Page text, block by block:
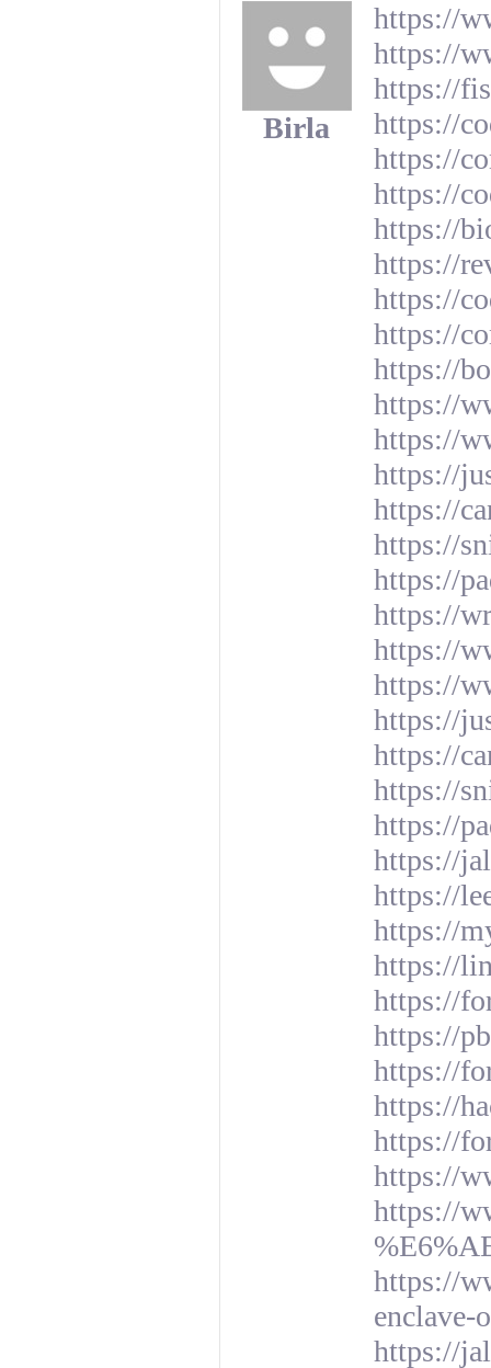
Birla
https://
https://
https://
https://
https://
https://
https://
https://
https://
https://
https://
https://
https://
https://
https://
https://
https://
https://
https://
https://
https://
https://
https://
https://
https://
https://
https://
https://
https://
https://
https://
https://
https://
https://
https://
https://
enclave-
https://